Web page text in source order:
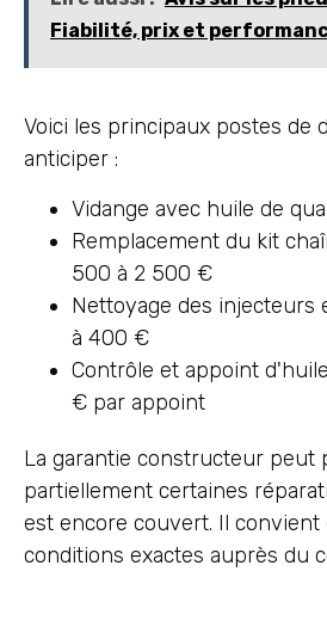
Fiabilité, prix et
Voici les principaux postes de
anticiper :
Vidange avec huile de
Remplacement du kit
500 à 2 500 €
Nettoyage des injecteurs
à 400 €
Contrôle et appoint
€ par appoint
La garantie constructeur peut
partiellement certaines
est encore couvert. Il convient
conditions exactes auprès du